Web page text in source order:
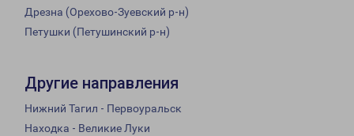
Дрезна (Орехово-Зуевский р-н)
Петушки (Петушинский р-н)
Другие направления
Нижний Тагил - Первоуральск
Находка - Великие Луки